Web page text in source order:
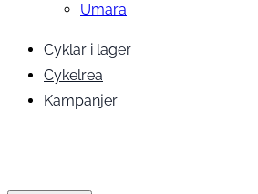
Umara
Cyklar i lager
Cykelrea
Kampanjer